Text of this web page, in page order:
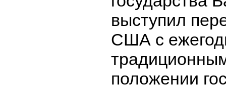
выступил
США с
положении